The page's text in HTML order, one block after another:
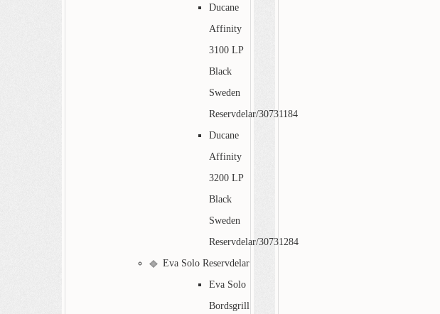
Ducane
Affinity
3100 LP
Black
Sweden
Reservdelar/30731184
Ducane
Affinity
3200 LP
Black
Sweden
Reservdelar/30731284
Eva Solo Reservdelar
Eva Solo
Bordsgrill